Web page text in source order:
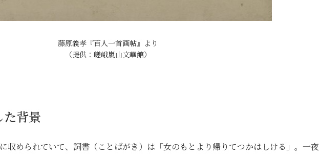
藤原義孝『百人一首画帖』より
（提供：嵯峨嵐山文華館）
た背景
収められていて、詞書（ことばがき）は「女のもとより帰りてつかはしける」。一夜